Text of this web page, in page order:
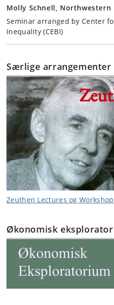
Molly Schnell, Northwestern
Seminar arranged by Center
Inequality (CEBI)
Særlige arrangementer
Zeuthen Lectures og Workshop
Økonomisk